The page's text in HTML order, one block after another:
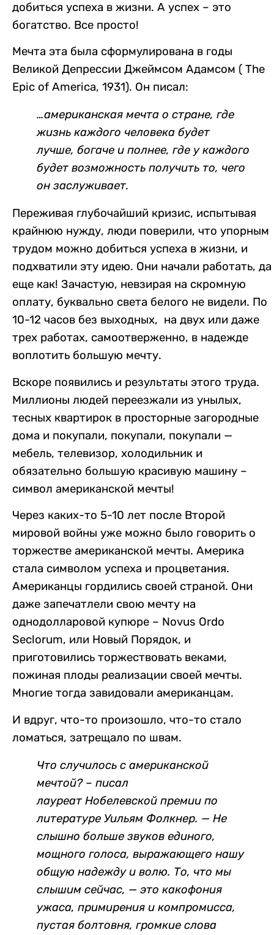
добиться успеха в жизни. А успех – это
богатство. Все просто!
Мечта эта была сформулирована в годы
Великой Депрессии Джеймсом Адамсом ( The
Epic of America, 1931). Он писал:
…американская мечта о стране, где
жизнь каждого человека будет
лучше, богаче и полнее, где у каждого
будет возможность получить то, чего
он заслуживает.
Переживая глубочайший кризис, испытывая
крайнюю нужду, люди поверили, что упорным
трудом можно добиться успеха в жизни, и
подхватили эту идею. Они начали работать, да
еще как! Зачастую, невзирая на скромную
оплату, буквально света белого не видели. По
10-12 часов без выходных, на двух или даже
трех работах, самоотверженно, в надежде
воплотить большую мечту.
Вскоре появились и результаты этого труда.
Миллионы людей переезжали из унылых,
тесных квартирок в просторные загородные
дома и покупали, покупали, покупали —
мебель, телевизор, холодильник и
обязательно большую красивую машину –
символ американской мечты!
Через каких-то 5-10 лет после Второй
мировой войны уже можно было говорить о
торжестве американской мечты. Америка
стала символом успеха и процветания.
Американцы гордились своей страной. Они
даже запечатлели свою мечту на
однодолларовой купюре – Novus Ordo
Seclorum, или Новый Порядок, и
приготовились торжествовать веками,
пожиная плоды реализации своей мечты.
Многие тогда завидовали американцам.
И вдруг, что-то произошло, что-то стало
ломаться, затрещало по швам.
Что случилось с американской
мечтой? – писал
лауреат Нобелевской премии по
литературе Уильям Фолкнер. — Не
слышно больше звуков единого,
мощного голоса, выражающего нашу
общую надежду и волю. То, что мы
слышим сейчас, — это какофония
ужаса, примирения и компромисса,
пустая болтовня, громкие слова